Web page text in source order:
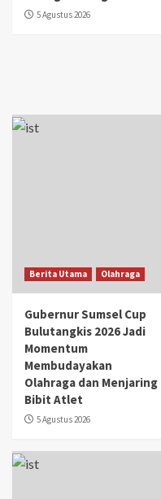
5 Agustus 2026
Berita Utama Olahraga
Gubernur Sumsel Cup
Bulutangkis 2026 Jadi
Momentum
Membudayakan
Olahraga dan Menjaring
Bibit Atlet
5 Agustus 2026